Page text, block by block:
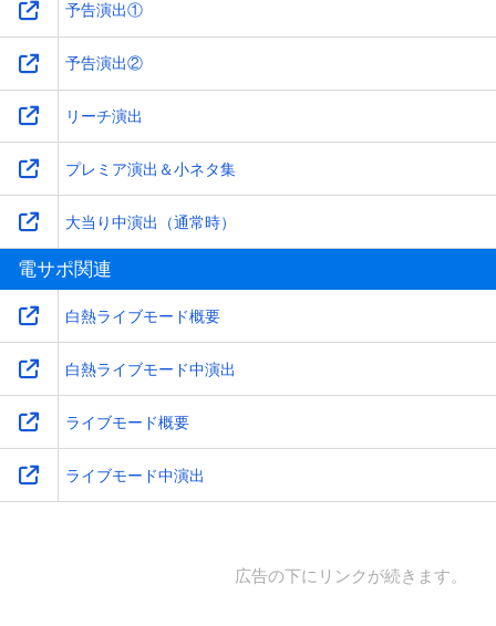
予告演出①
予告演出②
リーチ演出
プレミア演出＆小ネタ集
大当り中演出（通常時）
電サポ関連
白熱ライブモード概要
白熱ライブモード中演出
ライブモード概要
ライブモード中演出
広告の下にリンクが続きます。